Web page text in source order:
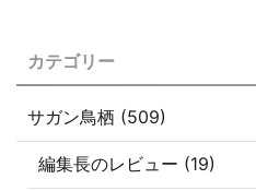
カテゴリー
サガン鳥栖 (509)
編集長のレビュー (19)